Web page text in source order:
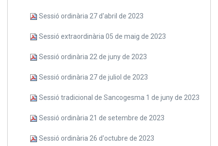
Sessió ordinària 27 d'abril de 2023
Sessió extraordinària 05 de maig de 2023
Sessió ordinària 22 de juny de 2023
Sessió ordinària 27 de juliol de 2023
Sessió tradicional de Sancogesma 1 de juny de 2023
Sessió ordinària 21 de setembre de 2023
Sessió ordinària 26 d'octubre de 2023